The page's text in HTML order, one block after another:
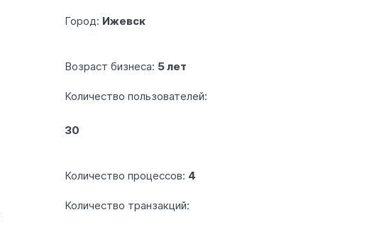
Город: Ижевск
Возраст бизнеса: 5 лет
Количество пользователей:
30
Количество процессов: 4
Количество транзакций: